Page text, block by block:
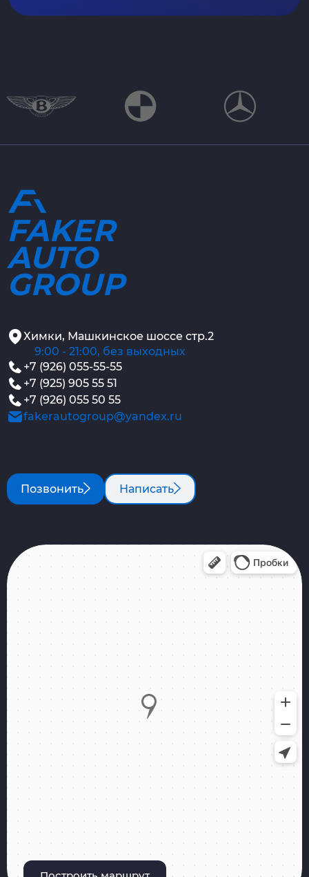
FAKER
AUTO
GROUP
Химки, Машкинское шоссе стр.2
9:00 - 21:00, без выходных
+7 (926) 055-55-55
+7 (925) 905 55 51
+7 (926) 055 50 55
fakerautogroup@yandex.ru
Позвонить Написать